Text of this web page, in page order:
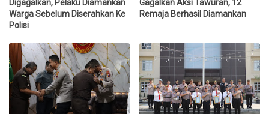
Digagalkan, Pelaku Diamankan
Warga Sebelum Diserahkan Ke
Polisi
Gagalkan Aksi Tawuran, 12
Remaja Berhasil Diamankan